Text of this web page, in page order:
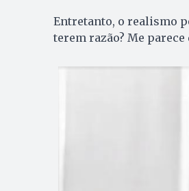
Entretanto, o realismo
terem razão? Me parece